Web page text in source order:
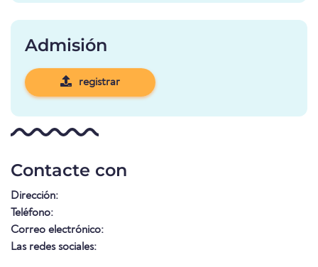
Admisión
registrar
Contacte con
Dirección:
Teléfono:
Correo electrónico:
Las redes sociales: